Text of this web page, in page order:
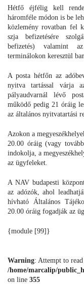
Hétfő éjfélig kell
háromféle módon is be
közlemény rovatban fel
szja befizetésére
befizetés) valamint
terminálokon keresztül
A posta hétfőn az
nyitva tartással várja
pályaudvarnál lévő
működő pedig 21 óráig
az általános nyitvatartási
Azokon a
20.00 óráig (vagy
indokolja, a
az ügyfeleket.
A NAV budapesti
az adózók, ahol
hívható Általános
20.00 óráig fogadják az
{module [99]}
Warning: Attempt to
/home/marcalip/
on line 355